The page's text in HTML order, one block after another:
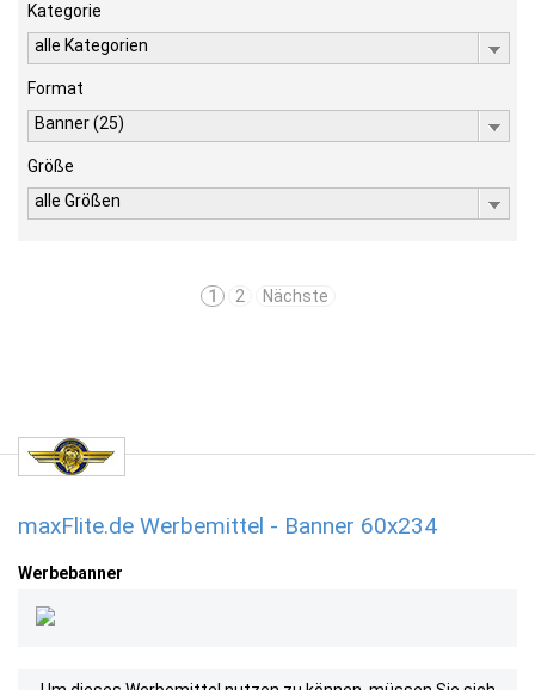
Kategorie
alle Kategorien
Format
Banner (25)
Größe
alle Größen
1 2 Nächste
maxFlite.de Werbemittel - Banner 60x234
Werbebanner